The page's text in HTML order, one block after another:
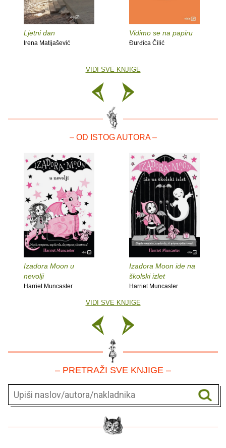
Ljetni dan
Irena Matijašević
Vidimo se na papiru
Đurđica Čilić
VIDI SVE KNJIGE
– OD ISTOG AUTORA –
Izadora Moon u
nevolji
Harriet Muncaster
Izadora Moon ide na
školski izlet
Harriet Muncaster
VIDI SVE KNJIGE
– PRETRAŽI SVE KNJIGE –